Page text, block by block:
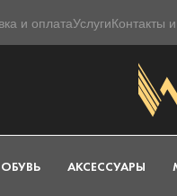
и оплатаУслугиКонтакты
ОБУВЬ АКСЕССУАРЫ